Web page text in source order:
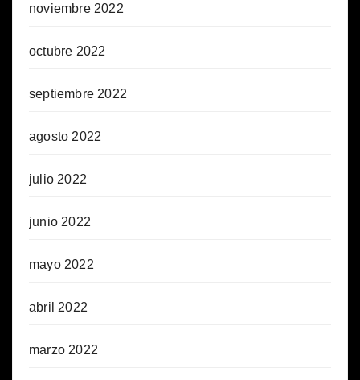
noviembre 2022
octubre 2022
septiembre 2022
agosto 2022
julio 2022
junio 2022
mayo 2022
abril 2022
marzo 2022